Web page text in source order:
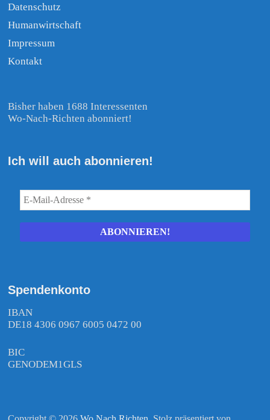
Datenschutz
Humanwirtschaft
Impressum
Kontakt
Bisher haben 1688 Interessenten
Wo-Nach-Richten abonniert!
Ich will auch abonnieren!
Spendenkonto
IBAN
DE18 4306 0967 6005 0472 00
BIC
GENODEM1GLS